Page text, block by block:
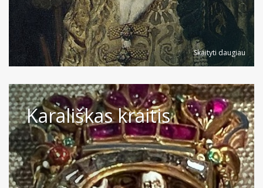
Skaityti daugiau
Karališkas kraitis